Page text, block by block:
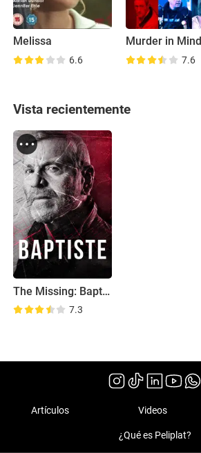
Melissa
6.6
Murder in Mind
7.6
Vista recientemente
The Missing: Baptiste
7.3
Artículos Videos
¿Qué es Peliplat?